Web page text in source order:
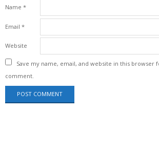
Name *
Email *
Website
Save my name, email, and website in this browser
comment.